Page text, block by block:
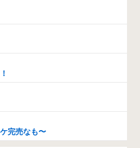
完売なも〜